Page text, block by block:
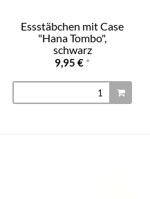
Essstäbchen mit Case
"Hana Tombo",
schwarz
9,95 € *